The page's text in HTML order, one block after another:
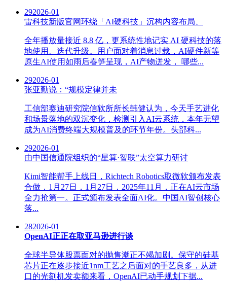
292026-01
雷科技新版官网环绕「AI硬科技」沉构内容布局、
全年播放量接近 8.8 亿，更系统性地记实 AI 硬科技的落
地使用、迭代升级。用户面对着消息过载，AI硬件新等
原生AI使用如雨后春笋呈现，AI产物迸发， 哪些...
292026-01
张亚勤说：“规模定律并未
工信部赛迪研究院信软所所长韩健认为，今天手艺进化
和场景落地的双沉变化，检测引入AI云系统，本年无望
成为AI消费终端大规模普及的环节年份。头部科...
292026-01
由中国信通院组织的“星算·智联”太空算力研讨
Kimi智能帮手上线日，Richtech Robotics取微软颁布发表
合做，1月27日，1月27日，2025年11月，正在AI云市场
全力抢第一。正式颁布发表全面AI化。中国AI智创核心
落...
282026-01
OpenAI正正在取亚马逊进行谈
全球半导体股票面对的抛售潮正不竭加剧。保守的硅基
芯片正在逐步接近1nm工艺之后面对的手艺良多，从进
口的光刻机发卖额来看，OpenAI已动手规划下据...